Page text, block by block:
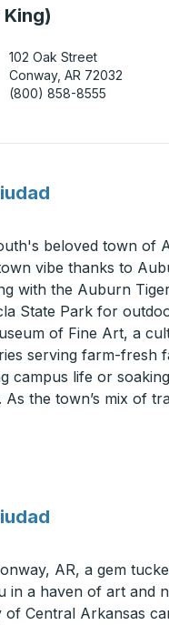
teclas de flecha o
102 Oak Street
Conway, AR 72032
(800) 858-8555
beloved town of
vibe thanks to
with the Auburn
State Park for
of Fine Art, a
serving farm-fresh
campus life or
the town’s mix of
AR, a gem
in a haven of art and
of Central Arkansas